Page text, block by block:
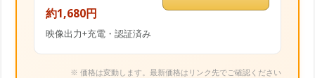
約1,680円
映像出力+充電・認証済み
※ 価格は変動します。最新価格はリンク先でご確認ください